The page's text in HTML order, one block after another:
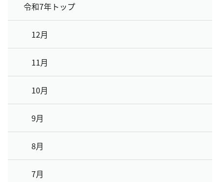
令和7年トップ
12月
11月
10月
9月
8月
7月